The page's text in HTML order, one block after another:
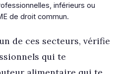
inférieurs ou
de droit commun.
de ces secteurs, vérifie
qui te